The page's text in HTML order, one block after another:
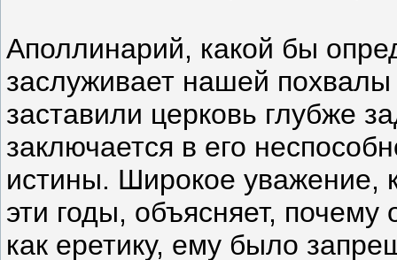
Аполлинарий, какой бы
заслуживает нашей похвалы
заставили церковь глубже
заключается в его
истины. Широкое уважение,
эти годы, объясняет,
как еретику, ему было